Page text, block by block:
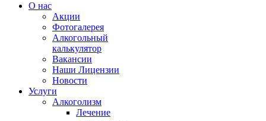
О нас
Акции
Фотогалерея
Алкогольный
калькулятор
Вакансии
Наши Лицензии
Новости
Услуги
Алкоголизм
Лечение